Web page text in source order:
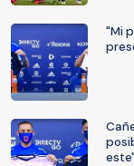
"Mi
este"